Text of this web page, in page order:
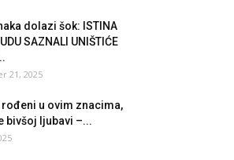
dolazi šok: ISTINA
SAZNALI UNIŠTIĆE
21, 2025
rođeni u ovim znacima,
bivšoj ljubavi –...